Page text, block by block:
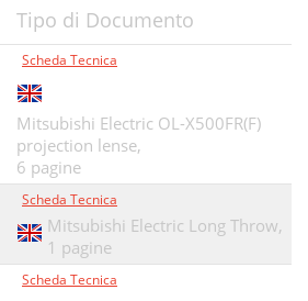
Tipo di Documento
Scheda Tecnica
Mitsubishi Electric OL-X500FR(F)
projection lense,
6 pagine
Scheda Tecnica
Mitsubishi Electric Long Throw,
1 pagine
Scheda Tecnica